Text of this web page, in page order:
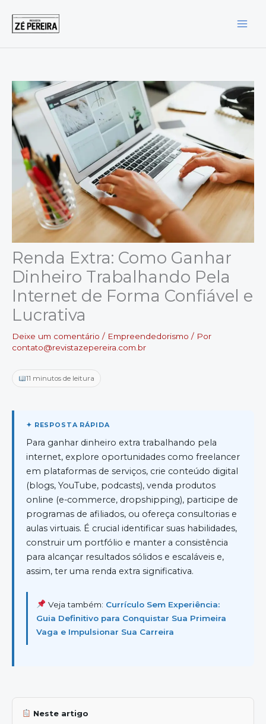
para
Renda Extra: Como Ganhar
Dinheiro Trabalhando Pela
Internet de Forma Confiável e
Lucrativa
Deixe um comentário / Empreendedorismo / Por
contato@revistazepereira.com.br
11 minutos de leitura
Para ganhar dinheiro extra trabalhando pela
internet, explore oportunidades como freelancer
em plataformas de serviços, crie conteúdo digital
(blogs, YouTube, podcasts), venda produtos
online (e-commerce, dropshipping), participe de
programas de afiliados, ou ofereça consultorias e
aulas virtuais. É crucial identificar suas habilidades,
construir um portfólio e manter a consistência
para alcançar resultados sólidos e escaláveis e,
assim, ter uma renda extra significativa.
Veja também: Currículo Sem Experiência:
Guia Definitivo para Conquistar Sua Primeira
Vaga e Impulsionar Sua Carreira
Neste artigo